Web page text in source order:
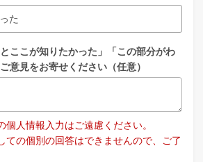
た
ここが知りたかった」「この部分がわ
意見をお寄せください（任意）
人情報入力はご遠慮ください。
ての個別の回答はできませんので、ご了